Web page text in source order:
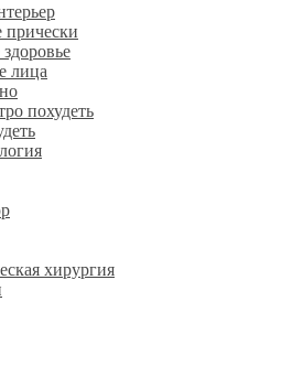
лица
похудеть
хирургия